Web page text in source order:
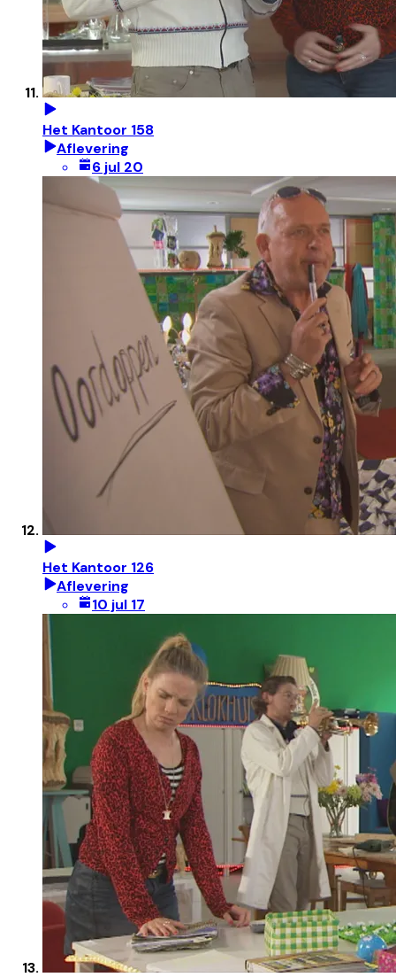
Het Kantoor 158
Aflevering
6 jul 20
Het Kantoor 126
Aflevering
10 jul 17